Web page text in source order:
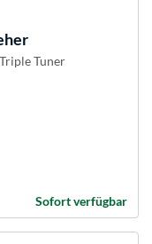
Tuner
Sofort verfügbar